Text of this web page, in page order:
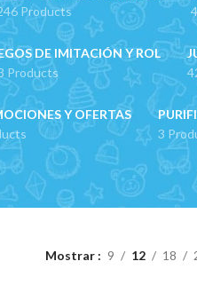
Products
DE IMITACIÓN Y ROL
Products
Y OFERTAS
3
Mostrar 9 12 18